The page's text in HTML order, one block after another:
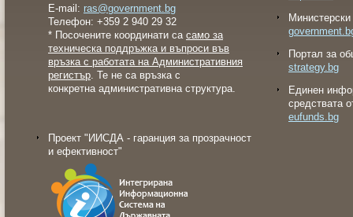
E-mail: ras@government.bg
Телефон: +359 2 940 29 32
* Посочените координати са само за
техническа поддръжка и въпроси във
връзка с работата на Административния
регистър. Те не са връзка с
конкретна административна структура.
Проект "ИИСДА - гаранция за прозрачност
и ефективност"
Портал за
strategy.bg
Eдинен
средствата
eufunds.bg